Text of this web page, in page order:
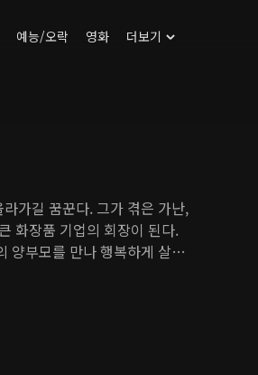
예능/오락 영화 더보기
가길 꿈꾼다. 그가 겪은 가난,
화장품 기업의 회장이 된다.
양부모를 만나 행복하게 살았
을 알게 된다. 게다가 해인이
았다. 세나는 일과 사랑 모두